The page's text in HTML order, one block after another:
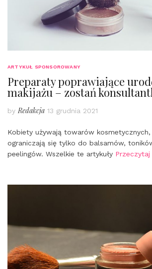
ARTYKUŁ SPONSOROWANY
Preparaty poprawiające
makijażu – zostań
byRedakcja 13 grudnia 2021
Kobiety używają towarów
ograniczają się tylko do balsamów,
peelingów. Wszelkie te artykuły Przeczytaj